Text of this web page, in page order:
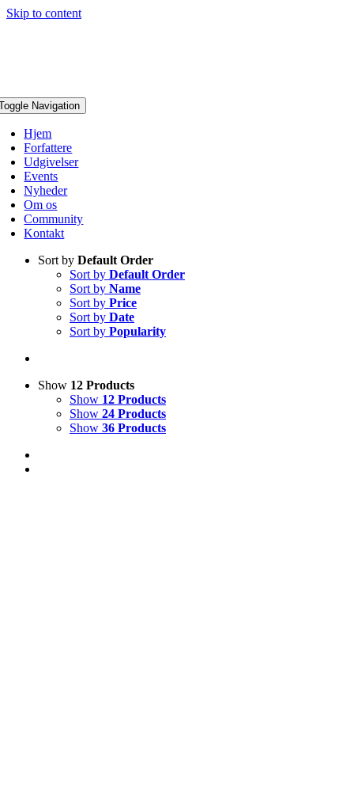
Skip to content
Navigation
Hjem
Forfattere
Udgivelser
Events
Nyheder
Om os
Community
Kontakt
Sort by Default Order
Sort by Default Order
Sort by Name
Sort by Price
Sort by Date
Sort by Popularity
Show 12 Products
Show 12 Products
Show 24 Products
Show 36 Products